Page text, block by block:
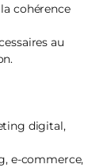
cohérence
au
digital,
e-commerce,